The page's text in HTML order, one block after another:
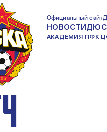
Официальный сайт
НОВОСТИ
АКАДЕМИЯ ПФК